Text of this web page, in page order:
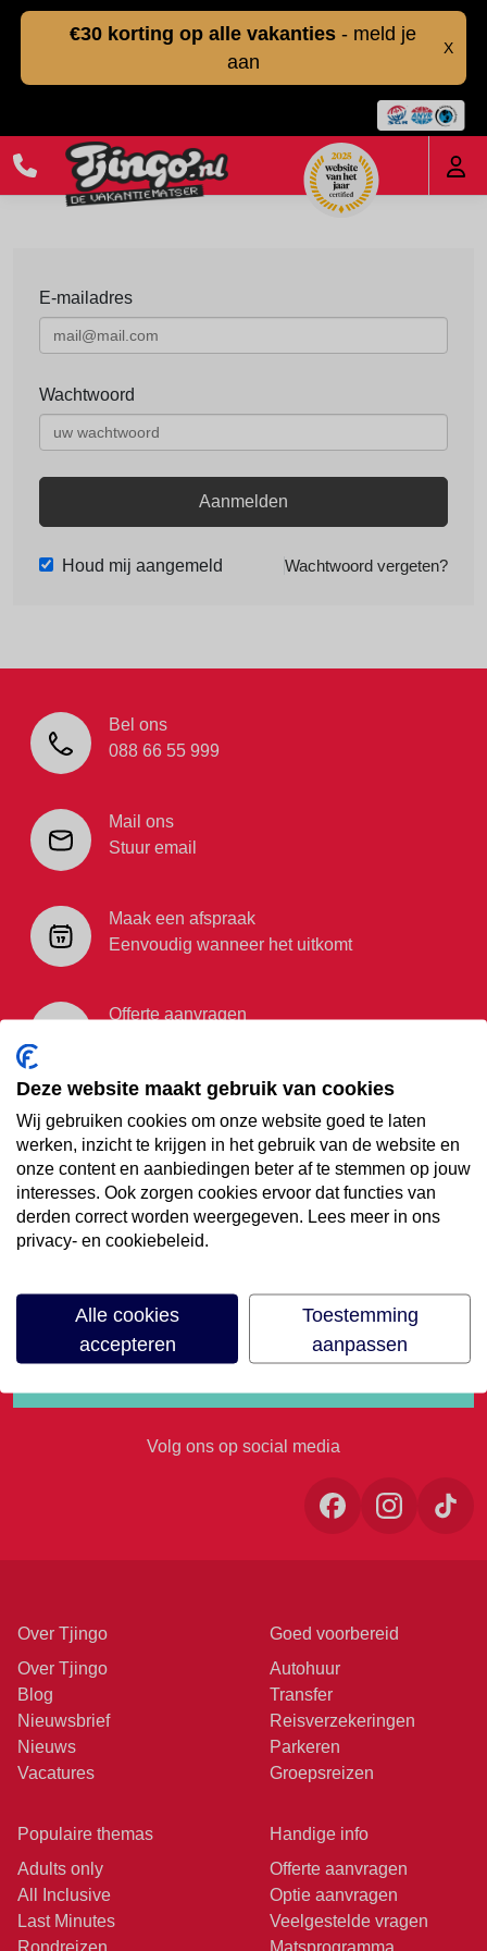
€30 korting op alle vakanties - meld je
aan
X
E-mailadres
Wachtwoord
Aanmelden
Houd mij aangemeld Wachtwoord vergeten?
Bel ons
088 66 55 999
Mail ons
Stuur email
Maak een afspraak
Eenvoudig wanneer het uitkomt
Offerte aanvragen
€35,- korting op je
volgende vakantie
Meld je aan voor onze nieuwsbrief
Volg ons op social media
Over Tjingo
Over Tjingo
Blog
Nieuwsbrief
Nieuws
Vacatures
Goed voorbereid
Autohuur
Transfer
Reisverzekeringen
Parkeren
Groepsreizen
Populaire themas
Adults only
All Inclusive
Last Minutes
Rondreizen
Handige info
Offerte aanvragen
Optie aanvragen
Veelgestelde vragen
Matsprogramma
Deze website maakt gebruik van cookies
Wij gebruiken cookies om onze website goed te laten
werken, inzicht te krijgen in het gebruik van de website en
onze content en aanbiedingen beter af te stemmen op jouw
interesses. Ook zorgen cookies ervoor dat functies van
derden correct worden weergegeven. Lees meer in ons
privacy- en cookiebeleid.
Alle cookies
accepteren
Toestemming
aanpassen